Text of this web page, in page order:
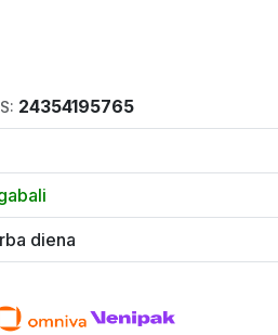
24354195765
diena